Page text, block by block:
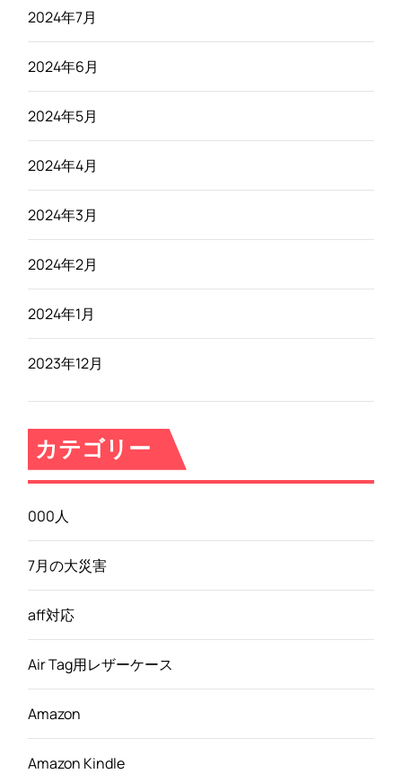
2024年7月
2024年6月
2024年5月
2024年4月
2024年3月
2024年2月
2024年1月
2023年12月
カテゴリー
000人
7月の大災害
aff対応
Air Tag用レザーケース
Amazon
Amazon Kindle